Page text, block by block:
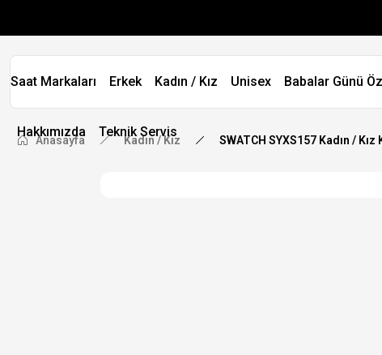
Saat Markaları Erkek Kadın / Kız Unisex Babalar Günü
Hakkımızda Teknik Servis
Anasayfa Kadın / Kız SWATCH SYXS157 Kadın / Kız